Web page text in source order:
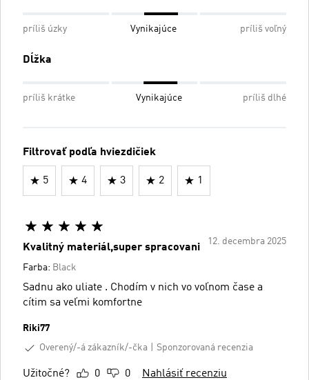
príliš úzky Vynikajúce príliš voľný
Dĺžka
príliš krátke Vynikajúce príliš dlhé
Filtrovať podľa hviezdičiek
5 4 3 2 1
12. decembra 2025
Kvalitný materiál,super spracovani
Farba: Black
Sadnu ako uliate . Chodím v nich vo voľnom čase a
cítim sa veľmi komfortne
Riki77
Overený/-á zákazník/-čka
Sponzorovaná recenzia
Užitočné? 0 0 Nahlásiť recenziu